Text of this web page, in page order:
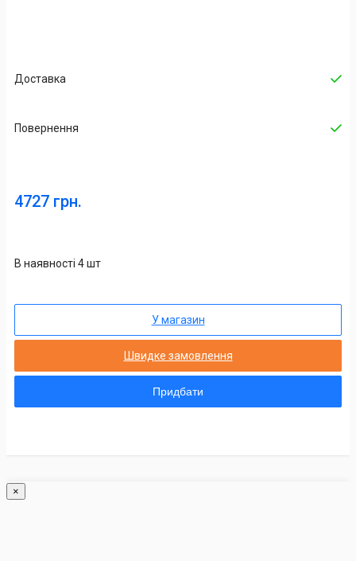
Доставка
Повернення
4727 грн.
В наявності 4 шт
У магазин
Швидке замовлення
Придбати
×